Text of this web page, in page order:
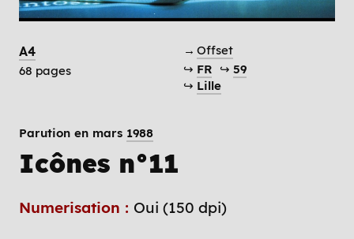
A4
68 pages
→ Offset
↪ FR ↪ 59
↪ Lille
Parution en mars 1988
Icônes n°11
Numerisation : Oui (150 dpi)